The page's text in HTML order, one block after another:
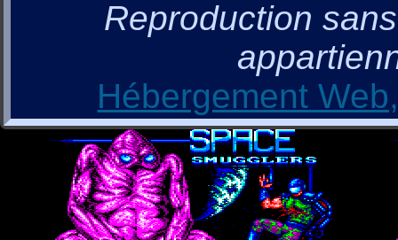
Reproduction
Hébergement